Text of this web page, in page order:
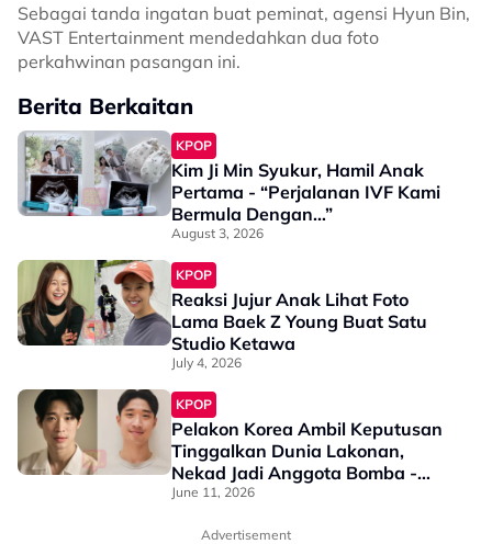
Sebagai tanda ingatan buat peminat, agensi Hyun Bin,
VAST Entertainment mendedahkan dua foto
perkahwinan pasangan ini.
Berita Berkaitan
KPOP
Kim Ji Min Syukur, Hamil Anak
Pertama - “Perjalanan IVF Kami
Bermula Dengan…”
August 3, 2026
KPOP
Reaksi Jujur Anak Lihat Foto
Lama Baek Z Young Buat Satu
Studio Ketawa
July 4, 2026
KPOP
Pelakon Korea Ambil Keputusan
Tinggalkan Dunia Lakonan,
Nekad Jadi Anggota Bomba -
“Sebabnya Mudah, Saya Mahu…”
June 11, 2026
Advertisement